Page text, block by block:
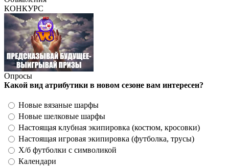
КОНКУРС
Опросы
Какой вид атрибутики в новом сезоне вам интересен?
Новые вязаные шарфы
Новые шелковые шарфы
Настоящая клубная экипировка (костюм, кросовки)
Настоящая игровая экипировка (футболка, трусы)
Х/б футболки с символикой
Календари